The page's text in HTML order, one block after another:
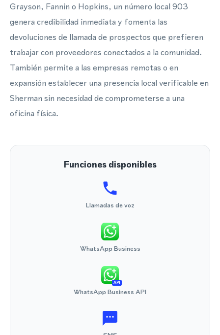
Grayson, Fannin o Hopkins, un número local 903
genera credibilidad inmediata y fomenta las
devoluciones de llamada de prospectos que prefieren
trabajar con proveedores conectados a la comunidad.
También permite a las empresas remotas o en
expansión establecer una presencia local verificable en
Sherman sin necesidad de comprometerse a una
oficina física.
Funciones disponibles
Llamadas de voz
WhatsApp Business
API
WhatsApp Business API